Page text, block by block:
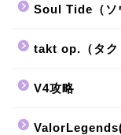
Soul Tide（ソ
takt op.（タク
V4攻略